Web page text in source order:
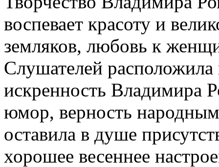
воспевает красоту и
земляков, любовь к
Слушателей расположила
искренность Владимира
юмор, верность
оставила в душе
хорошее весеннее